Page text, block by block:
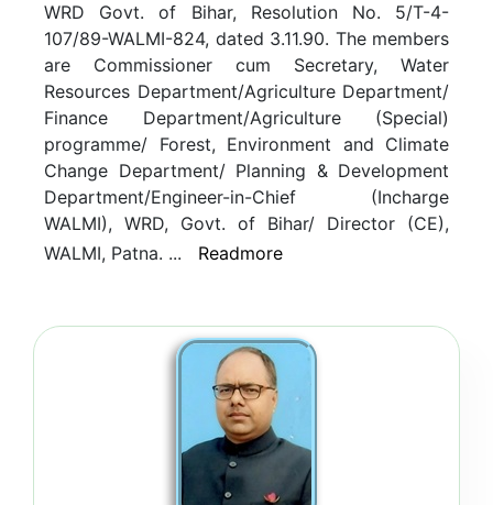
WRD Govt. of Bihar, Resolution No. 5/T-4-
107/89-WALMI-824, dated 3.11.90. The members
are Commissioner cum Secretary, Water
Resources Department/Agriculture Department/
Finance Department/Agriculture (Special)
programme/ Forest, Environment and Climate
Change Department/ Planning & Development
Department/Engineer-in-Chief (Incharge
WALMI), WRD, Govt. of Bihar/ Director (CE),
WALMI, Patna. ... Readmore
Training
Appointed Junior Engineers (On
Campus Training) WRD, Govt. of
Read more...